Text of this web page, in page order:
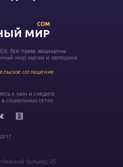
МИР
COM
Все права защищены
мир магии и эзотерики
соглашение
к нам и следите
социальных сетях
бульвар, 25